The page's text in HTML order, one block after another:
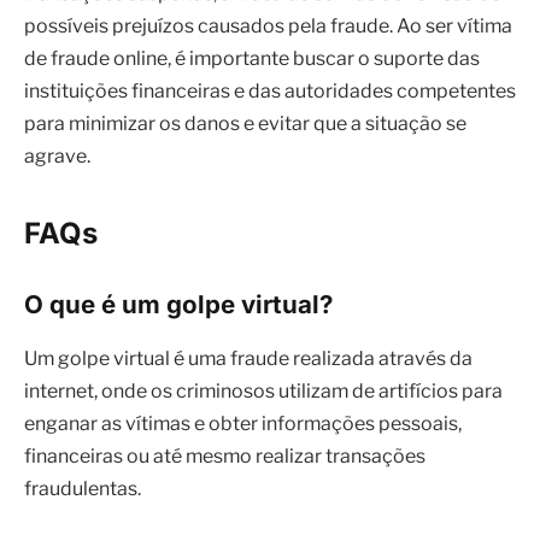
agrave.
FAQs
O que é um golpe virtual?
internet, onde os criminosos utilizam de artifícios para
financeiras ou até mesmo realizar transações
Quais são os tipos mais comuns de
golpes virtuais?
Alguns dos golpes virtuais mais comuns incluem